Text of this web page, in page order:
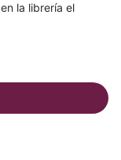
la librería el